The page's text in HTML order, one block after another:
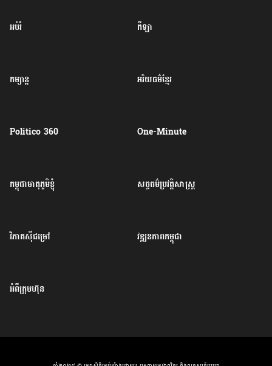
អប់រំ កីឡា
កម្សាន្ត អរិយធម៌ខ្មែរ
Politico 360 One-Minute
កម្ពុជាមាតុភូមិខ្ញុំ សច្ចធម៌ប្រវត្តិសាស្ត្រ
វិភាគសុីជម្រៅ វឌ្ឍនភាពកម្ពុជា
អំពីក្រុមហ៊ុន